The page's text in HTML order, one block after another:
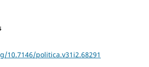
10.7146/politica.v31i2.68291